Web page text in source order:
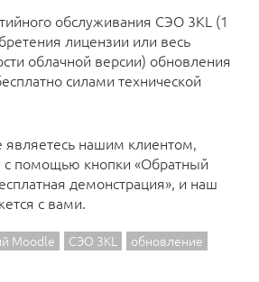
обслуживания СЭО 3KL (1
лицензии или весь
облачной версии) обновления
силами технической
нашим клиентом,
с помощью кнопки «Обратный
демонстрация», и наш
с вами.
Moodle СЭО 3KL
обновление